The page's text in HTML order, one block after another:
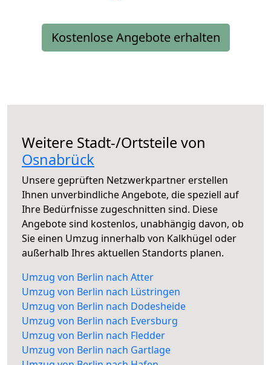
Kostenlose Angebote erhalten
Weitere Stadt-/Ortsteile von
Osnabrück
Unsere geprüften Netzwerkpartner erstellen
Ihnen unverbindliche Angebote, die speziell auf
Ihre Bedürfnisse zugeschnitten sind. Diese
Angebote sind kostenlos, unabhängig davon, ob
Sie einen Umzug innerhalb von Kalkhügel oder
außerhalb Ihres aktuellen Standorts planen.
Umzug von Berlin nach Atter
Umzug von Berlin nach Lüstringen
Umzug von Berlin nach Dodesheide
Umzug von Berlin nach Eversburg
Umzug von Berlin nach Fledder
Umzug von Berlin nach Gartlage